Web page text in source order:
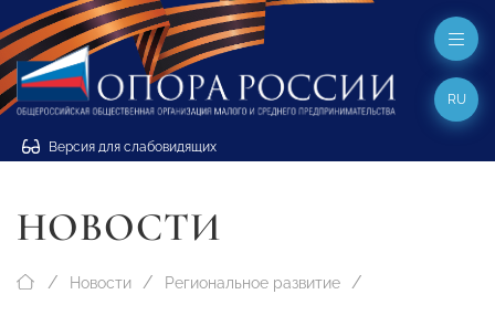
Версия для слабовидящих
RU
НОВОСТИ
Новости Региональное развитие